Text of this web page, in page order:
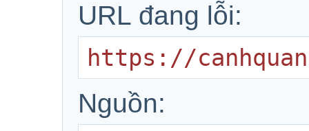
URL đang lỗi:
https://
Nguồn: